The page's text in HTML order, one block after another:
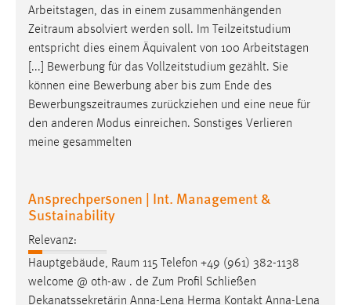
Arbeitstagen, das in einem zusammenhängenden
Zeitraum absolviert werden soll. Im Teilzeitstudium
entspricht dies einem Äquivalent von 100 Arbeitstagen
[...] Bewerbung für das Vollzeitstudium gezählt. Sie
können eine Bewerbung aber bis zum Ende des
Bewerbungszeitraumes zurückziehen und eine neue für
den anderen Modus einreichen. Sonstiges Verlieren
meine gesammelten
Ansprechpersonen | Int. Management &
Sustainability
Relevanz:
Hauptgebäude, Raum 115 Telefon +49 (961) 382-1138
welcome @ oth-aw . de Zum Profil Schließen
Dekanatssekretärin Anna-Lena Herma Kontakt Anna-Lena